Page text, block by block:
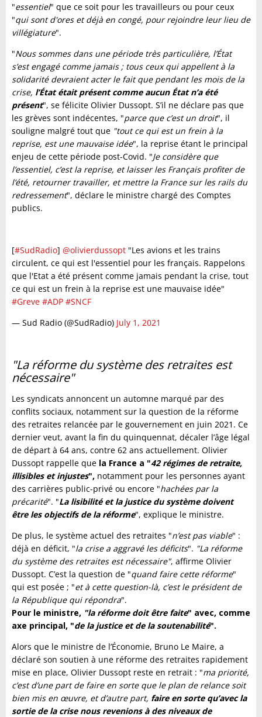
"essentiel" que ce soit pour les travailleurs ou pour ceux
"qui sont d'ores et déjà en congé, pour rejoindre leur lieu de
villégiature".
"Nous sommes dans une période très particulière, l’État
s’est engagé comme jamais ; tous ceux qui appellent à la
solidarité devraient acter le fait que pendant les mois de la
crise, l’État était présent comme aucun État n’a été
présent", se félicite Olivier Dussopt. S’il ne déclare pas que
les grèves sont indécentes, "parce que c’est un droit", il
souligne malgré tout que "tout ce qui est un frein à la
reprise, est une mauvaise idée", la reprise étant le principal
enjeu de cette période post-Covid. "Je considère que
l’essentiel, c’est la reprise, et laisser les Français profiter de
l’été, retourner travailler, et mettre la France sur les rails du
redressement", déclare le ministre chargé des Comptes
publics.
[#SudRadio] @olivierdussopt "Les avions et les trains
circulent, ce qui est l'essentiel pour les français. Rappelons
que l'Etat a été présent comme jamais pendant la crise, tout
ce qui est un frein à la reprise est une mauvaise idée"
#Greve #ADP #SNCF
— Sud Radio (@SudRadio) July 1, 2021
"La réforme du système des retraites est
nécessaire"
Les syndicats annoncent un automne marqué par des
conflits sociaux, notamment sur la question de la réforme
des retraites relancée par le gouvernement en juin 2021. Ce
dernier veut, avant la fin du quinquennat, décaler l’âge légal
de départ à 64 ans, contre 62 ans actuellement. Olivier
Dussopt rappelle que la France a "42 régimes de retraite,
illisibles et injustes", notamment pour les personnes ayant
des carrières public-privé ou encore "hachées par la
précarité". "La lisibilité et la justice du système doivent
être les objectifs de la réforme", explique le ministre.
De plus, le système actuel des retraites "n’est pas viable" :
déjà en déficit, "la crise a aggravé les déficits". "La réforme
du système des retraites est nécessaire", affirme Olivier
Dussopt. C’est la question de "quand faire cette réforme"
qui est posée ; "et à cette question-là, c’est le président de
la République qui répondra".
Pour le ministre, "la réforme doit être faite" avec, comme
axe principal, "de la justice et de la soutenabilité".
Alors que le ministre de l’Économie, Bruno Le Maire, a
déclaré son soutien à une réforme des retraites rapidement
mise en place, Olivier Dussopt reste en retrait : "ma priorité,
c’est d’une part de faire en sorte que le plan de relance soit
bien mis en œuvre, et d’autre part, faire en sorte qu’avec la
sortie de la crise nous revenions à des niveaux de